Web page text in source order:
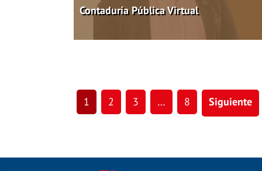
Contaduría Pública Virtual
1 2 3 … 8 Siguiente